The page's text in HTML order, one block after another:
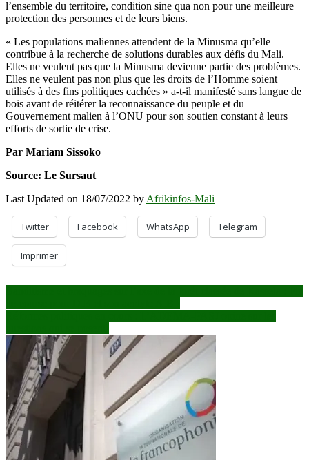
l’ensemble du territoire, condition sine qua non pour une meilleure
protection des personnes et de leurs biens.
« Les populations maliennes attendent de la Minusma qu’elle
contribue à la recherche de solutions durables aux défis du Mali.
Elles ne veulent pas que la Minusma devienne partie des problèmes.
Elles ne veulent pas non plus que les droits de l’Homme soient
utilisés à des fins politiques cachées » a-t-il manifesté sans langue de
bois avant de réitérer la reconnaissance du peuple et du
Gouvernement malien à l’ONU pour son soutien constant à leurs
efforts de sortie de crise.
Par Mariam Sissoko
Source: Le Sursaut
Last Updated on 18/07/2022 by Afrikinfos-Mali
Twitter Facebook WhatsApp Telegram
Imprimer
Navigation
de
l’article